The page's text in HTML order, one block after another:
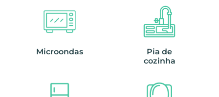
Microondas
Pia de
cozinha